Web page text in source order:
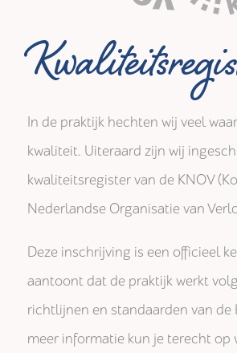
In de praktijk hechten wij veel
kwaliteit. Uiteraard zijn wij
kwaliteitsregister van de KNOV
Nederlandse Organisatie van
Deze inschrijving is een officieel
aantoont dat de praktijk werkt
richtlijnen en standaarden van de
meer informatie kun je terecht op